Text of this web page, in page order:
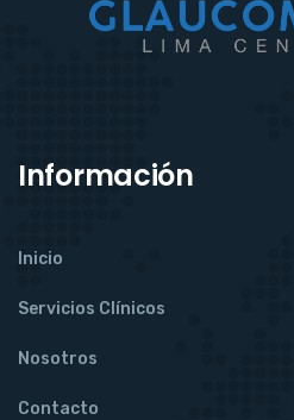
Información
Inicio
Servicios Clínicos
Nosotros
Contacto